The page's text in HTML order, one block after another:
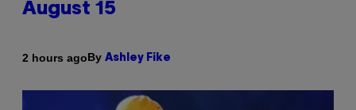
August 15
2 hours agoBy Ashley Fike